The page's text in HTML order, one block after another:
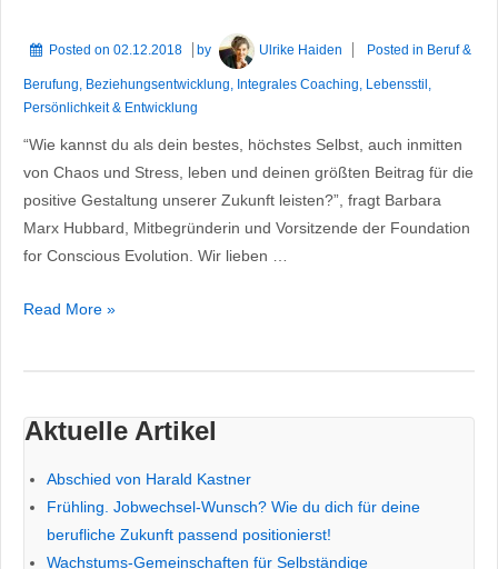
Posted on 02.12.2018 by Ulrike Haiden Posted in Beruf &
Berufung, Beziehungsentwicklung, Integrales Coaching, Lebensstil ,
Persönlichkeit & Entwicklung
“Wie kannst du als dein bestes, höchstes Selbst, auch inmitten
von Chaos und Stress, leben und deinen größten Beitrag für die
positive Gestaltung unserer Zukunft leisten?”, fragt Barbara
Marx Hubbard, Mitbegründerin und Vorsitzende der Foundation
for Conscious Evolution. Wir lieben …
From
Holy
Read More »
Aktuelle Artikel
Abschied von Harald Kastner
Frühling. Jobwechsel-Wunsch? Wie du dich für deine
berufliche Zukunft passend positionierst!
Wachstums-Gemeinschaften für Selbständige